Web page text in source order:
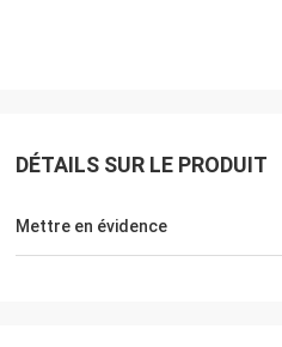
Le Lance-Canada
expédition rapide et aucun problèmes
DÉTAILS SUR LE PRODUIT
Mettre en évidence